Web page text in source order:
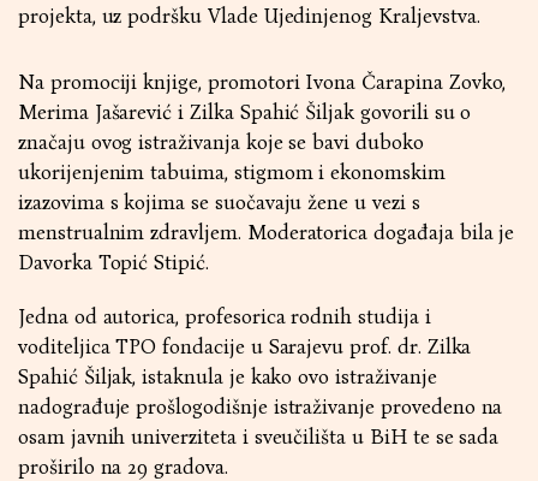
projekta, uz podršku Vlade Ujedinjenog Kraljevstva.
Na promociji knjige, promotori Ivona Čarapina Zovko,
Merima Jašarević i Zilka Spahić Šiljak govorili su o
značaju ovog istraživanja koje se bavi duboko
ukorijenjenim tabuima, stigmom i ekonomskim
izazovima s kojima se suočavaju žene u vezi s
menstrualnim zdravljem. Moderatorica događaja bila je
Davorka Topić Stipić.
Jedna od autorica, profesorica rodnih studija i
voditeljica TPO fondacije u Sarajevu prof. dr. Zilka
Spahić Šiljak, istaknula je kako ovo istraživanje
nadograđuje prošlogodišnje istraživanje provedeno na
osam javnih univerziteta i sveučilišta u BiH te se sada
proširilo na 29 gradova.